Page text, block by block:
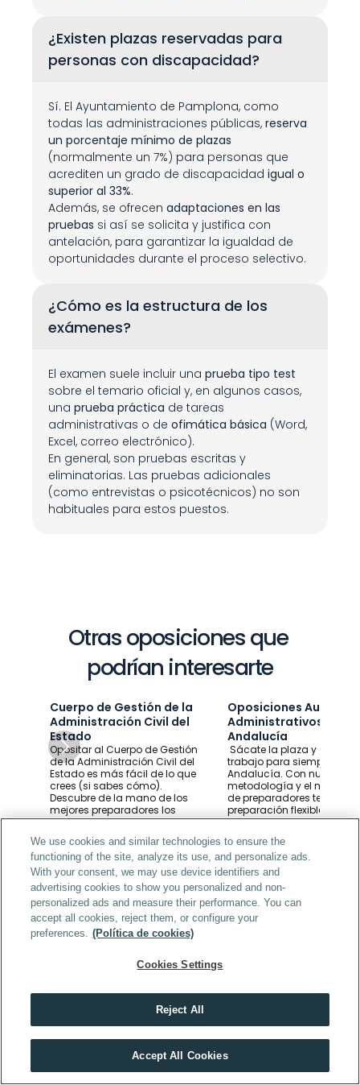
¿Existen plazas reservadas para
personas con discapacidad?
Sí. El Ayuntamiento de Pamplona, como
todas las administraciones públicas, reserva
un porcentaje mínimo de plazas
(normalmente un 7%) para personas que
acrediten un grado de discapacidad igual o
superior al 33%.
Además, se ofrecen adaptaciones en las
pruebas si así se solicita y justifica con
antelación, para garantizar la igualdad de
oportunidades durante el proceso selectivo.
¿Cómo es la estructura de los
exámenes?
El examen suele incluir una prueba tipo test
sobre el temario oficial y, en algunos casos,
una prueba práctica de tareas
administrativas o de ofimática básica (Word,
Excel, correo electrónico).
En general, son pruebas escritas y
eliminatorias. Las pruebas adicionales
(como entrevistas o psicotécnicos) no son
habituales para estos puestos.
Otras oposiciones que
podrían interesarte
Cuerpo de Gestión de la
Administración Civil del
Estado
Opositar al Cuerpo de Gestión
de la Administración Civil del
Estado es más fácil de lo que
crees (si sabes cómo).
Descubre de la mano de los
mejores preparadores los
trucos para superar con éxito
cada una de las pruebas.
Ver más información
Oposiciones
Administrativos
Andalucía
Sácate la plaza y
trabajo para siempre en
Andalucía. Con nuestra
metodología y el mejor
de preparadores tendrás
preparación flexible y que
adapta a ti.
Ver más información
Blog Supera Oposiciones
Descubre la última hora para opositores y opositoras.
Encuentra toda la información sobre la actualidad del
empleo público: convocatorias, modificaciones de temario,
entrevistas a opositores y todos los salseos sobre la
preparación de oposiciones.
SOLICITAR INFORMACIÓN
We use cookies and similar technologies to ensure the
functioning of the site, analyze its use, and personalize ads.
With your consent, we may use device identifiers and
advertising cookies to show you personalized and non-
personalized ads and measure their performance. You can
accept all cookies, reject them, or configure your
preferences. (Política de cookies)
Cookies Settings
Reject All
Accept All Cookies